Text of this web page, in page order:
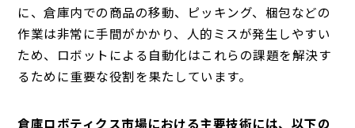
に、倉庫内での商品の移動、ピッキング、梱包などの
作業は非常に手間がかかり、人的ミスが発生しやすい
ため、ロボットによる自動化はこれらの課題を解決す
るために重要な役割を果たしています。
倉庫ロボティクス市場における主要技術には、以下の